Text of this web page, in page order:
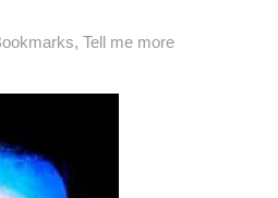
,Tell me more